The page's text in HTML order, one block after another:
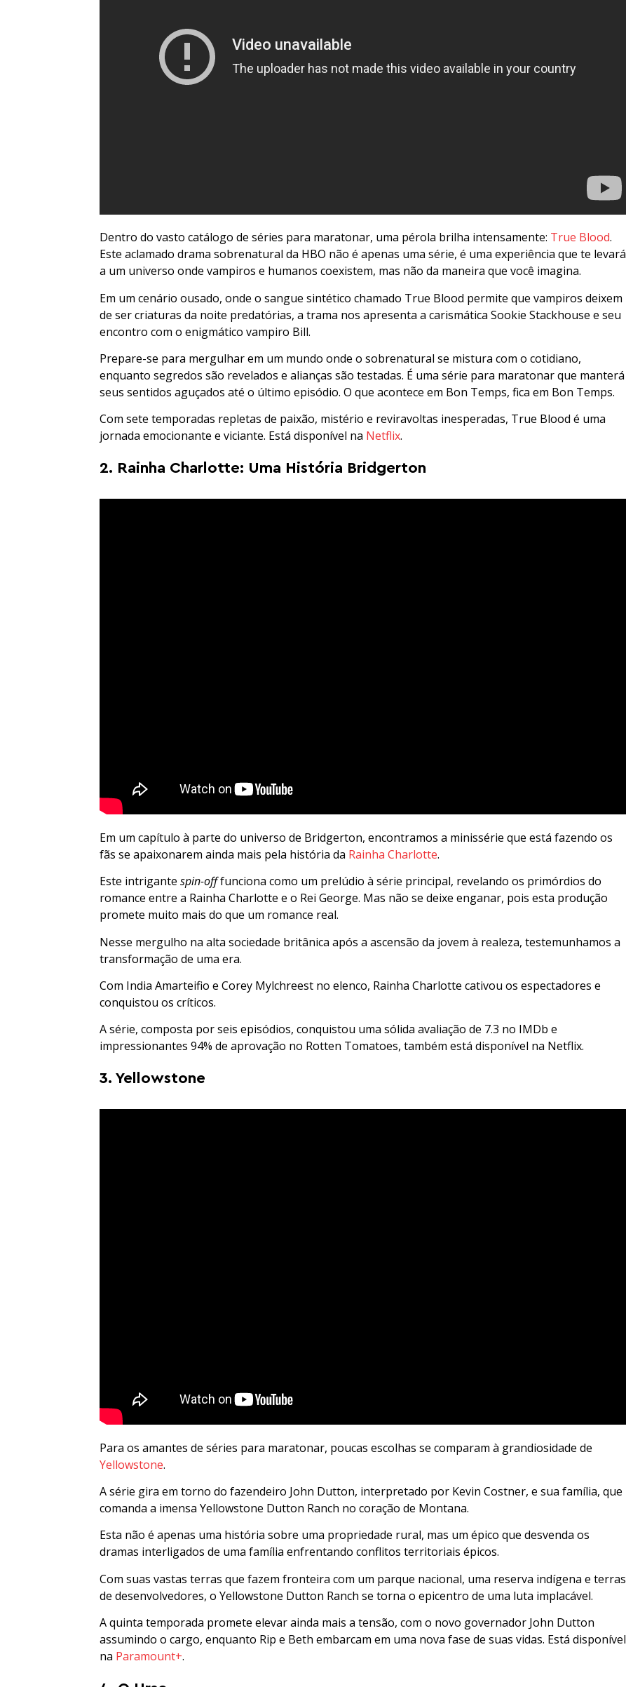
Dentro do vasto catálogo de séries para maratonar, uma pérola brilha intensamente: True Blood.
Este aclamado drama sobrenatural da HBO não é apenas uma série, é uma experiência que te levará
a um universo onde vampiros e humanos coexistem, mas não da maneira que você imagina.
Em um cenário ousado, onde o sangue sintético chamado True Blood permite que vampiros deixem
de ser criaturas da noite predatórias, a trama nos apresenta a carismática Sookie Stackhouse e seu
encontro com o enigmático vampiro Bill.
Prepare-se para mergulhar em um mundo onde o sobrenatural se mistura com o cotidiano,
enquanto segredos são revelados e alianças são testadas. É uma série para maratonar que manterá
seus sentidos aguçados até o último episódio. O que acontece em Bon Temps, fica em Bon Temps.
Com sete temporadas repletas de paixão, mistério e reviravoltas inesperadas, True Blood é uma
jornada emocionante e viciante. Está disponível na Netflix.
2. Rainha Charlotte: Uma História Bridgerton
Em um capítulo à parte do universo de Bridgerton, encontramos a minissérie que está fazendo os
fãs se apaixonarem ainda mais pela história da Rainha Charlotte.
Este intrigante spin-offfunciona como um prelúdio à série principal, revelando os primórdios do
romance entre a Rainha Charlotte e o Rei George. Mas não se deixe enganar, pois esta produção
promete muito mais do que um romance real.
Nesse mergulho na alta sociedade britânica após a ascensão da jovem à realeza, testemunhamos a
transformação de uma era.
Com India Amarteifio e Corey Mylchreest no elenco, Rainha Charlotte cativou os espectadores e
conquistou os críticos.
A série, composta por seis episódios, conquistou uma sólida avaliação de 7.3 no IMDb e
impressionantes 94% de aprovação no Rotten Tomatoes, também está disponível na Netflix.
3. Yellowstone
Para os amantes de séries para maratonar, poucas escolhas se comparam à grandiosidade de
Yellowstone.
A série gira em torno do fazendeiro John Dutton, interpretado por Kevin Costner, e sua família, que
comanda a imensa Yellowstone Dutton Ranch no coração de Montana.
Esta não é apenas uma história sobre uma propriedade rural, mas um épico que desvenda os
dramas interligados de uma família enfrentando conflitos territoriais épicos.
Com suas vastas terras que fazem fronteira com um parque nacional, uma reserva indígena e terras
de desenvolvedores, o Yellowstone Dutton Ranch se torna o epicentro de uma luta implacável.
A quinta temporada promete elevar ainda mais a tensão, com o novo governador John Dutton
assumindo o cargo, enquanto Rip e Beth embarcam em uma nova fase de suas vidas. Está disponível
na Paramount+.